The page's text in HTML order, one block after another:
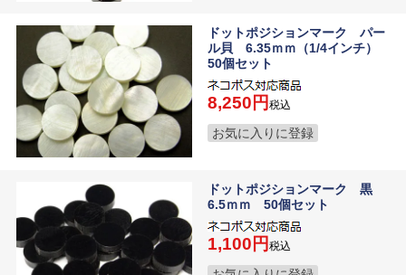
ドットポジションマーク パー
ル貝 6.35ｍｍ（1/4インチ）
50個セット
8,250 税込
お気に入りに登録
ドットポジションマーク 黒
6.5ｍｍ 50個セット
1,100 税込